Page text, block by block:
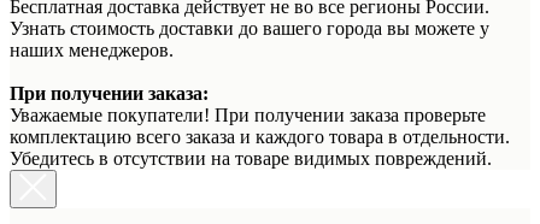
Бесплатная доставка действует не во все регионы России.
Узнать стоимость доставки до вашего города вы можете у
наших менеджеров.
При получении заказа:
Уважаемые покупатели! При получении заказа проверьте
комплектацию всего заказа и каждого товара в отдельности.
Убедитесь в отсутствии на товаре видимых повреждений.